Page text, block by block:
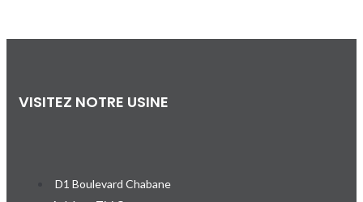
VISITEZ NOTRE USINE
D1 Boulevard Chabane